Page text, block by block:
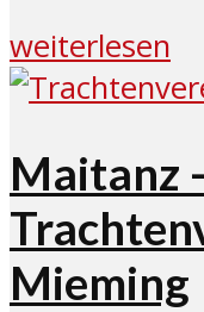
weiterlesen
Maitanz
Mieming